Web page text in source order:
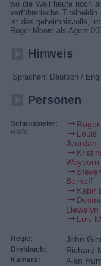
wo die Welt heute noch
verführerische
ist das geheimnisvolle,
Roger Moore als Agent
Hinweis
[Sprachen: Deutsch /
Personen
Schauspieler:
Rolle
Louis
Jourdan
Wayborn
Berkoff
Kabir
Llewelyn
Lois
Regie: John
Drehbuch: Richard
Kamera: Alan